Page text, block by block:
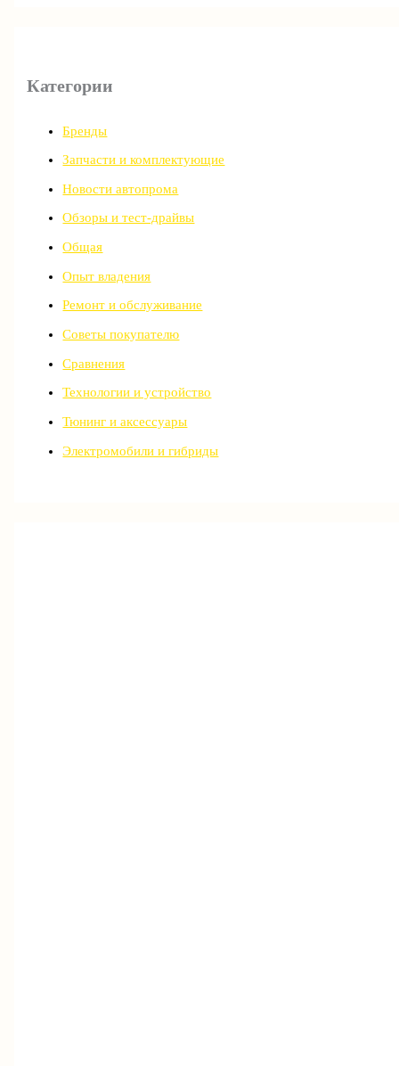
Категории
Бренды
Запчасти и комплектующие
Новости автопрома
Обзоры и тест-драйвы
Общая
Опыт владения
Ремонт и обслуживание
Советы покупателю
Сравнения
Технологии и устройство
Тюнинг и аксессуары
Электромобили и гибриды